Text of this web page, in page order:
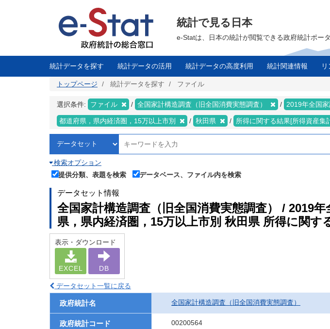
に
統計で見る日本
e-Statは、日本の統計が閲覧できる政府統計ポー
統計データを探す 統計データの活用 統計データの高度利用 統計関連情報
トップページ 統計データを探す ファイル
選択条件: ファイル 全国家計構造調査（旧全国消費実態調査） 2019年全国
都道府県，県内経済圏，15万以上市別 秋田県 所得に関する結果[所得資産集
検索オプション
提供分類、表題を検索
データベース、ファイル内を検索
データセット情報
全国家計構造調査（旧全国消費実態調査） / 2019
県，県内経済圏，15万以上市別 秋田県 所得に関す
表示・ダウンロード
EXCEL DB
データセット一覧に戻る
政府統計名 全国家計構造調査（旧全国消費実態調査）
政府統計コード 00200564